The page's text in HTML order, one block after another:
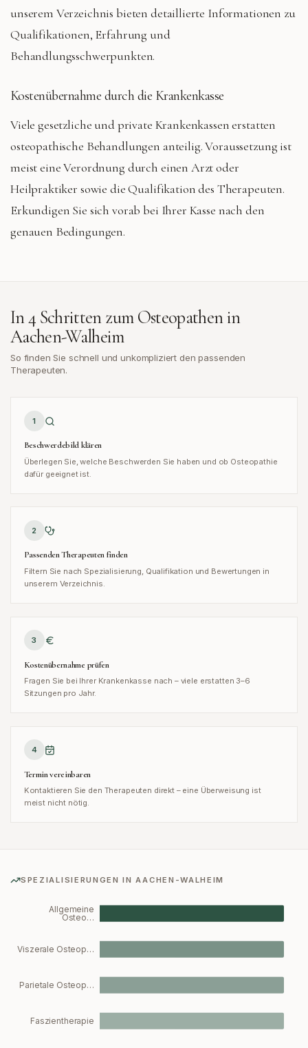
unserem Verzeichnis bieten detaillierte Informationen zu
Qualifikationen, Erfahrung und
Behandlungsschwerpunkten.
Kostenübernahme durch die Krankenkasse
Viele gesetzliche und private Krankenkassen erstatten
osteopathische Behandlungen anteilig. Voraussetzung ist
meist eine Verordnung durch einen Arzt oder
Heilpraktiker sowie die Qualifikation des Therapeuten.
Erkundigen Sie sich vorab bei Ihrer Kasse nach den
genauen Bedingungen.
In 4 Schritten zum Osteopathen in
Aachen-Walheim
So finden Sie schnell und unkompliziert den passenden
Therapeuten.
1
Beschwerdebild klären
Überlegen Sie, welche Beschwerden Sie haben und ob Osteopathie
dafür geeignet ist.
2
Passenden Therapeuten finden
Filtern Sie nach Spezialisierung, Qualifikation und Bewertungen in
unserem Verzeichnis.
3
Kostenübernahme prüfen
Fragen Sie bei Ihrer Krankenkasse nach – viele erstatten 3–6
Sitzungen pro Jahr.
4
Termin vereinbaren
Kontaktieren Sie den Therapeuten direkt – eine Überweisung ist
meist nicht nötig.
SPEZIALISIERUNGEN INAACHEN-WALHEIM
Allgemeine
Osteo…
Viszerale Osteop…
Parietale Osteop…
Faszientherapie